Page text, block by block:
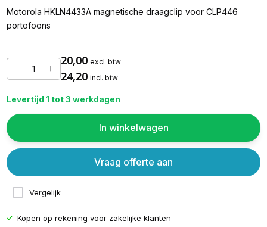
Motorola HKLN4433A magnetische draagclip voor CLP446
portofoons
20,00 excl. btw
24,20 incl. btw
Levertijd 1 tot 3 werkdagen
In winkelwagen
Vergelijk
Vraag offerte aan
Kopen op rekening voor zakelijke klanten